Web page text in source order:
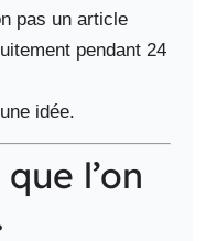
pas un article
pendant 24
idée.
l’on